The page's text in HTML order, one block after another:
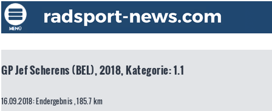
GP Jef Scherens (BEL), 2018, Kategorie: 1.1
16.09.2018: Endergebnis , 185.7 km